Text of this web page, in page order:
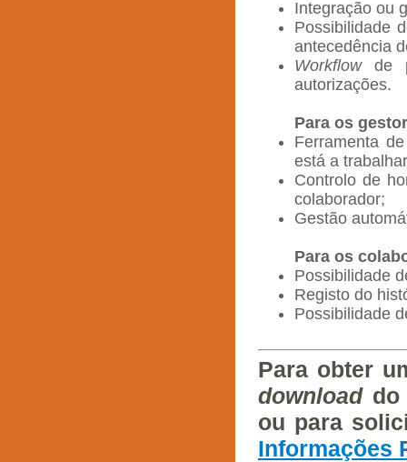
Integração ou
Possibilidade
antecedência
Workflowde
autorizações.
Para os
Ferramenta
está a
Controlo de
colaborador;
Gestão
Para os
Possibilidade
Registo do
Possibilidade
Para obter
download do
ou para
Informações